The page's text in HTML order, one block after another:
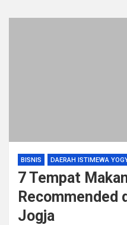
BISNIS DAERAH ISTIMEWA
7 Tempat
Recommended
Jogja